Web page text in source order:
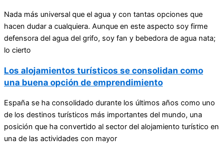
Nada más universal que el agua y con tantas opciones que
hacen dudar a cualquiera. Aunque en este aspecto soy firme
defensora del agua del grifo, soy fan y bebedora de agua nata;
lo cierto
Los alojamientos turísticos se consolidan como
una buena opción de emprendimiento
España se ha consolidado durante los últimos años como uno
de los destinos turísticos más importantes del mundo, una
posición que ha convertido al sector del alojamiento turístico en
una de las actividades con mayor